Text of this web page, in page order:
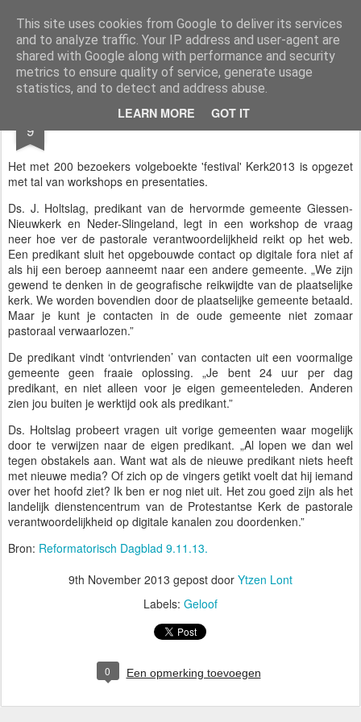
This site uses cookies from Google to deliver its services
and to analyze traffic. Your IP address and user-agent are
shared with Google along with performance and security
metrics to ensure quality of service, generate usage
statistics, and to detect and address abuse.
LEARN MORE GOT IT
Styloblog Stylo is secretariaat en tekstredactie Ytzen Lont
Pages
9 Pastorale webcare
Het met 200 bezoekers volgeboekte 'festival' Kerk2013 is opgezet
met tal van workshops en presentaties.
Ds. J. Holtslag, predikant van de hervormde gemeente Giessen-
Nieuwkerk en Neder-Slingeland, legt in een workshop de vraag
neer hoe ver de pastorale verantwoordelijkheid reikt op het web.
Een predikant sluit het opgebouwde contact op digitale fora niet af
als hij een beroep aanneemt naar een andere gemeente. „We zijn
gewend te denken in de geografische reikwijdte van de plaatselijke
kerk. We worden bovendien door de plaatselijke gemeente betaald.
Maar je kunt je contacten in de oude gemeente niet zomaar
pastoraal verwaarlozen.”
De predikant vindt ‘ontvrienden’ van contacten uit een voormalige
gemeente geen fraaie oplossing. „Je bent 24 uur per dag
predikant, en niet alleen voor je eigen gemeenteleden. Anderen
zien jou buiten je werktijd ook als predikant.”
Ds. Holtslag probeert vragen uit vorige gemeenten waar mogelijk
door te verwijzen naar de eigen predikant. „Al lopen we dan wel
tegen obstakels aan. Want wat als de nieuwe predikant niets heeft
met nieuwe media? Of zich op de vingers getikt voelt dat hij iemand
over het hoofd ziet? Ik ben er nog niet uit. Het zou goed zijn als het
landelijk dienstencentrum van de Protestantse Kerk de pastorale
verantwoordelijkheid op digitale kanalen zou doordenken.”
Bron: Reformatorisch Dagblad 9.11.13.
9th November 2013 gepost door Ytzen Lont
Labels: Geloof
0 Een opmerking toevoegen